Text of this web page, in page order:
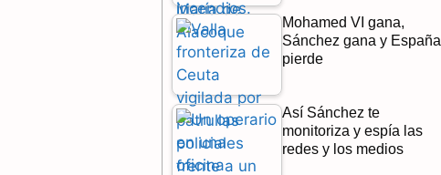
Mohamed VI gana,
Sánchez gana y España
pierde
Así Sánchez te
monitoriza y espía las
redes y los medios